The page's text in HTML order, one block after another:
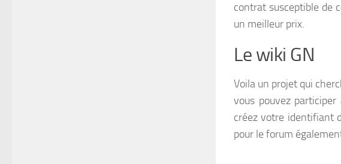
contrat susceptible de
un meilleur prix.
Le wiki GN
Voila un projet qui
vous pouvez
créez votre identifiant
pour le forum